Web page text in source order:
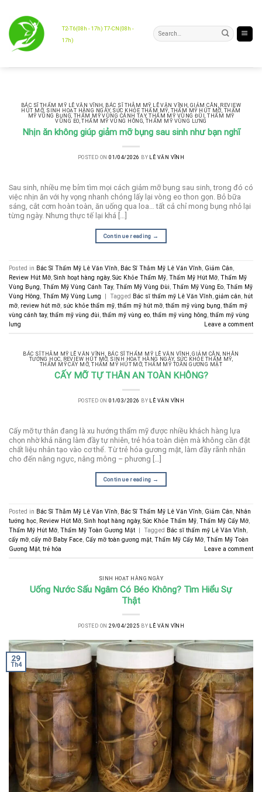
content
T2-T6(08h - 17h) T7-CN(08h -
17h)
BÁC SĨ THẨM MỸ LÊ VĂN VĨNH, BÁC SĨ THẪM MỸ LÊ VĂN VĨNH, GIẢM CÂN , REVIEW
HÚT MỠ, SINH HOẠT HÀNG NGÀY, SỨC KHỎE THẨM MỸ, THẨM MỸ HÚT MỠ, THẨM
MỸ VÙNG BỤNG, THẨM MỸ VÙNG CÁNH TAY,THẨM MỸ VÙNG ĐÙI,THẨM MỸ
VÙNG EO,THẨM MỸ VÙNG HÔNG, THẨM MỸ VÙNG LƯNG
Nhịn ăn không giúp giảm mỡ bụng sau sinh như bạn nghĩ
POSTED ON01/04/2026 BY LÊ VĂN VĨNH
Sau sinh, nhiều mẹ bỉm tìm mọi cách giảm mỡ bụng sau sinh, trong đó có
việc nhịn ăn với hy vọng nhanh chóng lấy lại vòng eo thon gọn. Bỏ bữa
sáng, cắt cơm hoàn toàn, ăn uống qua loa… tất cả chỉ mong bụng nhỏ lại
từng ngày. Nhưng thực tế lại khá […]
Continue reading →
Posted in Bác Sĩ Thẩm Mỹ Lê Văn Vĩnh, Bác Sĩ Thẫm Mỹ Lê Văn Vĩnh, Giảm Cân,
Review Hút Mỡ, Sinh hoạt hàng ngày, Sức Khỏe Thẩm Mỹ, Thẩm Mỹ Hút Mỡ, Thẩm Mỹ
Vùng Bụng, Thẩm Mỹ Vùng Cánh Tay, Thẩm Mỹ Vùng Đùi, Thẩm Mỹ Vùng Eo, Thẩm Mỹ
Vùng Hông, Thẩm Mỹ Vùng Lưng Tagged Bác sĩ thẩm mỹ Lê Văn Vĩnh, giảm cân, hút
mỡ, review hút mỡ, sức khỏe thẩm mỹ, thẩm mỹ hút mỡ, thẩm mỹ vùng bụng, thẩm mỹ
vùng cánh tay, thẩm mỹ vùng đùi, thẩm mỹ vùng eo, thẩm mỹ vùng hông, thẩm mỹ vùng
lưng
Leave a comment
BÁC SĨ THẪM MỸ LÊ VĂN VĨNH , BÁC SĨ THẨM MỸ LÊ VĂN VĨNH ,GIẢM CÂN , NHÂN
TƯỚNG HỌC, REVIEW HÚT MỠ, SINH HOẠT HÀNG NGÀY, SỨC KHỎE THẨM MỸ,
THẨM MỸ CẤY MỠ,THẨM MỸ HÚT MỠ,THẨM MỸ TOÀN GƯƠNG MẶT
CẤY MỠ TỰ THÂN AN TOÀN KHÔNG?
POSTED ON01/03/2026 BY LÊ VĂN VĨNH
Cấy mỡ tự thân đang là xu hướng thẩm mỹ được nhiều khách hàng lựa
chọn nhờ khả năng làm đầy tự nhiên, trẻ hóa toàn diện mà không cần đặt
chất liệu nhân tạo vào cơ thể. Từ trẻ hóa gương mặt, làm đầy rãnh nhăn
cho đến nâng ngực, nâng mông – phương […]
Continue reading →
Posted in Bác Sĩ Thẫm Mỹ Lê Văn Vĩnh, Bác Sĩ Thẩm Mỹ Lê Văn Vĩnh, Giảm Cân, Nhân
tướng học, Review Hút Mỡ, Sinh hoạt hàng ngày, Sức Khỏe Thẩm Mỹ, Thẩm Mỹ Cấy Mỡ,
Thẩm Mỹ Hút Mỡ, Thẩm Mỹ Toàn Gương Mặt | Tagged Bác sĩ thẩm mỹ Lê Văn Vĩnh,
cấy mỡ, cấy mỡ Baby Face, Cấy mỡ toàn gương mặt, Thẩm Mỹ Cấy Mỡ, Thẩm Mỹ Toàn
Gương Mặt, trẻ hóa Leave a comment
SINH HOẠT HÀNG NGÀY
Uống Nước Sấu Ngâm Có Béo Không? Tìm Hiểu Sự
Thật
POSTED ON29/04/2025 BY LÊ VĂN VĨNH
29
Th4